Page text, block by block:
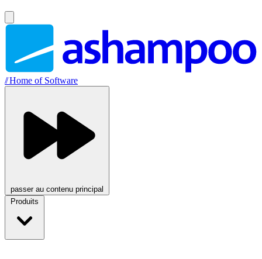
//Home of Software
passer au contenu principal
Produits